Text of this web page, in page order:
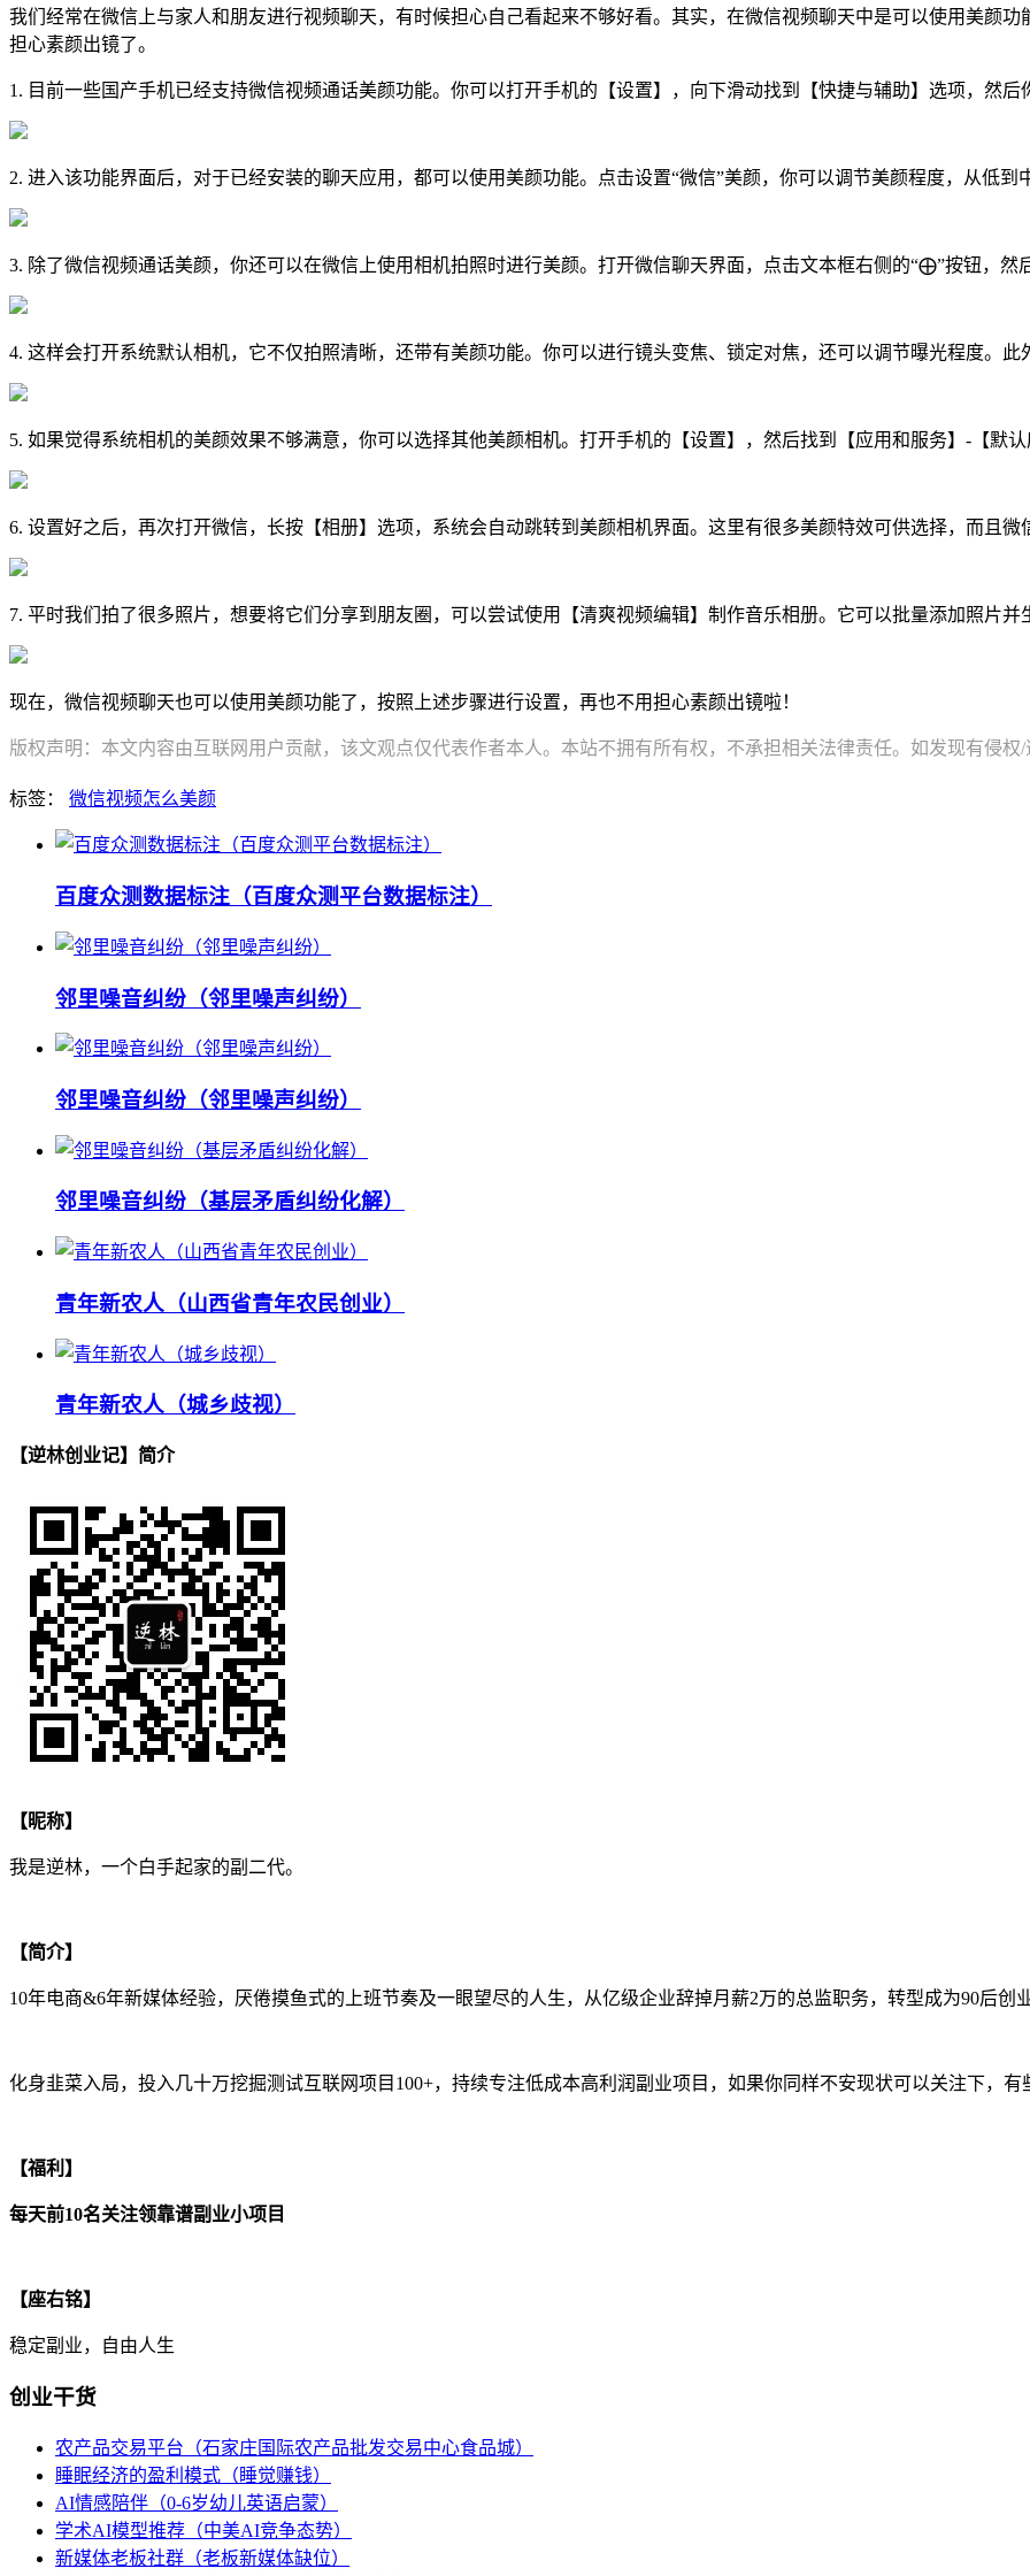
我们经常在微信上与家人和朋友进行视频聊天，有时候担心自己看起来不够好看。其实，在微信视频聊天中是可以使用美颜
担心素颜出镜了。
1. 目前一些国产手机已经支持微信视频通话美颜功能。你可以打开手机的【设置】，向下滑动找到【快捷与辅助】选项，然
2. 进入该功能界面后，对于已经安装的聊天应用，都可以使用美颜功能。点击设置“微信”美颜，你可以调节美颜程度，从低
3. 除了微信视频通话美颜，你还可以在微信上使用相机拍照时进行美颜。打开微信聊天界面，点击文本框右侧的“⨁”按钮，然
4. 这样会打开系统默认相机，它不仅拍照清晰，还带有美颜功能。你可以进行镜头变焦、锁定对焦，还可以调节曝光程度。
5. 如果觉得系统相机的美颜效果不够满意，你可以选择其他美颜相机。打开手机的【设置】，然后找到【应用和服务】-【默
6. 设置好之后，再次打开微信，长按【相册】选项，系统会自动跳转到美颜相机界面。这里有很多美颜特效可供选择，而且
7. 平时我们拍了很多照片，想要将它们分享到朋友圈，可以尝试使用【清爽视频编辑】制作音乐相册。它可以批量添加照片
现在，微信视频聊天也可以使用美颜功能了，按照上述步骤进行设置，再也不用担心素颜出镜啦！
版权声明：本文内容由互联网用户贡献，该文观点仅代表作者本人。本站不拥有所有权，不承担相关法律责任。如发现有侵权
标签： 微信视频怎么美颜
百度众测数据标注（百度众测平台数据标注）
邻里噪音纠纷（邻里噪声纠纷）
邻里噪音纠纷（邻里噪声纠纷）
邻里噪音纠纷（基层矛盾纠纷化解）
青年新农人（山西省青年农民创业）
青年新农人（城乡歧视）
【逆林创业记】简介
【昵称】
我是逆林，一个白手起家的副二代。
【简介】
10年电商&6年新媒体经验，厌倦摸鱼式的上班节奏及一眼望尽的人生，从亿级企业辞掉月薪2万的总监职务，转型成为90后创
化身韭菜入局，投入几十万挖掘测试互联网项目100+，持续专注低成本高利润副业项目，如果你同样不安现状可以关注下，
【福利】
每天前10名关注领靠谱副业小项目
【座右铭】
稳定副业，自由人生
创业干货
农产品交易平台（石家庄国际农产品批发交易中心食品城）
睡眠经济的盈利模式（睡觉赚钱）
AI情感陪伴（0-6岁幼儿英语启蒙）
学术AI模型推荐（中美AI竞争态势）
新媒体老板社群（老板新媒体缺位）